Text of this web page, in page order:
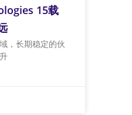
15载
，长期稳定的伙